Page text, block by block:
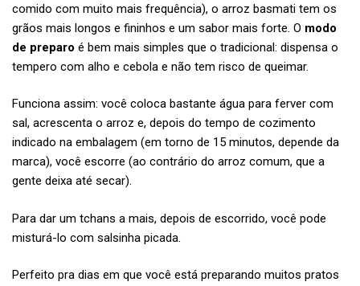
comido com muito mais frequência), o arroz basmati tem os
grãos mais longos e fininhos e um sabor mais forte. O modo
de preparo é bem mais simples que o tradicional: dispensa o
tempero com alho e cebola e não tem risco de queimar.
Funciona assim: você coloca bastante água para ferver com
sal, acrescenta o arroz e, depois do tempo de cozimento
indicado na embalagem (em torno de 15 minutos, depende da
marca), você escorre (ao contrário do arroz comum, que a
gente deixa até secar).
Para dar um tchans a mais, depois de escorrido, você pode
misturá-lo com salsinha picada.
Perfeito pra dias em que você está preparando muitos pratos